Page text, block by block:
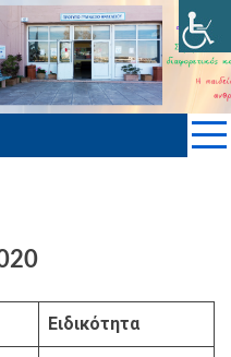
ΗΡΑΚΛΕΙΟΥ
Ειδικότητα